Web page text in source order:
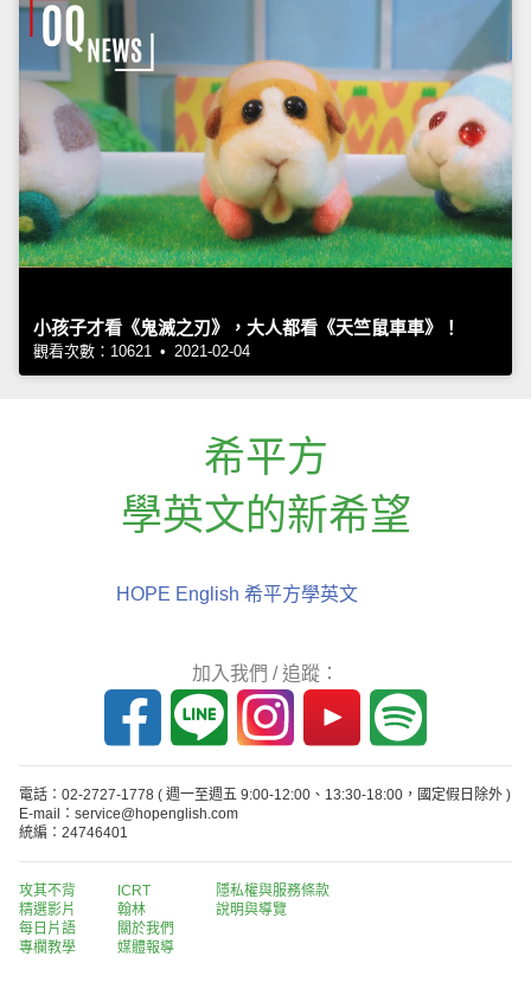
小孩子才看《鬼滅之刃》，大人都看《天竺鼠車車》！
觀看次數：10621 • 2021-02-04
希平方
學英文的新希望
HOPE English 希平方學英文
加入我們 / 追蹤：
電話：02-2727-1778 ( 週一至週五 9:00-12:00、13:30-18:00，國定假日除外 )
E-mail：service@hopenglish.com
統編：24746401
攻其不背
精選影片
每日片語
專欄教學
ICRT
翰林
關於我們
媒體報導
隱私權與服務條款
說明與導覽